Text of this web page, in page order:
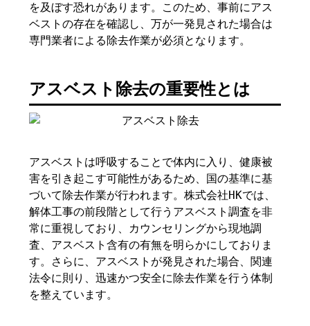
を及ぼす恐れがあります。このため、事前にアス
ベストの存在を確認し、万が一発見された場合は
専門業者による除去作業が必須となります。
アスベスト除去の重要性とは
アスベストは呼吸することで体内に入り、健康被
害を引き起こす可能性があるため、国の基準に基
づいて除去作業が行われます。株式会社HKでは、
解体工事の前段階として行うアスベスト調査を非
常に重視しており、カウンセリングから現地調
査、アスベスト含有の有無を明らかにしておりま
す。さらに、アスベストが発見された場合、関連
法令に則り、迅速かつ安全に除去作業を行う体制
を整えています。